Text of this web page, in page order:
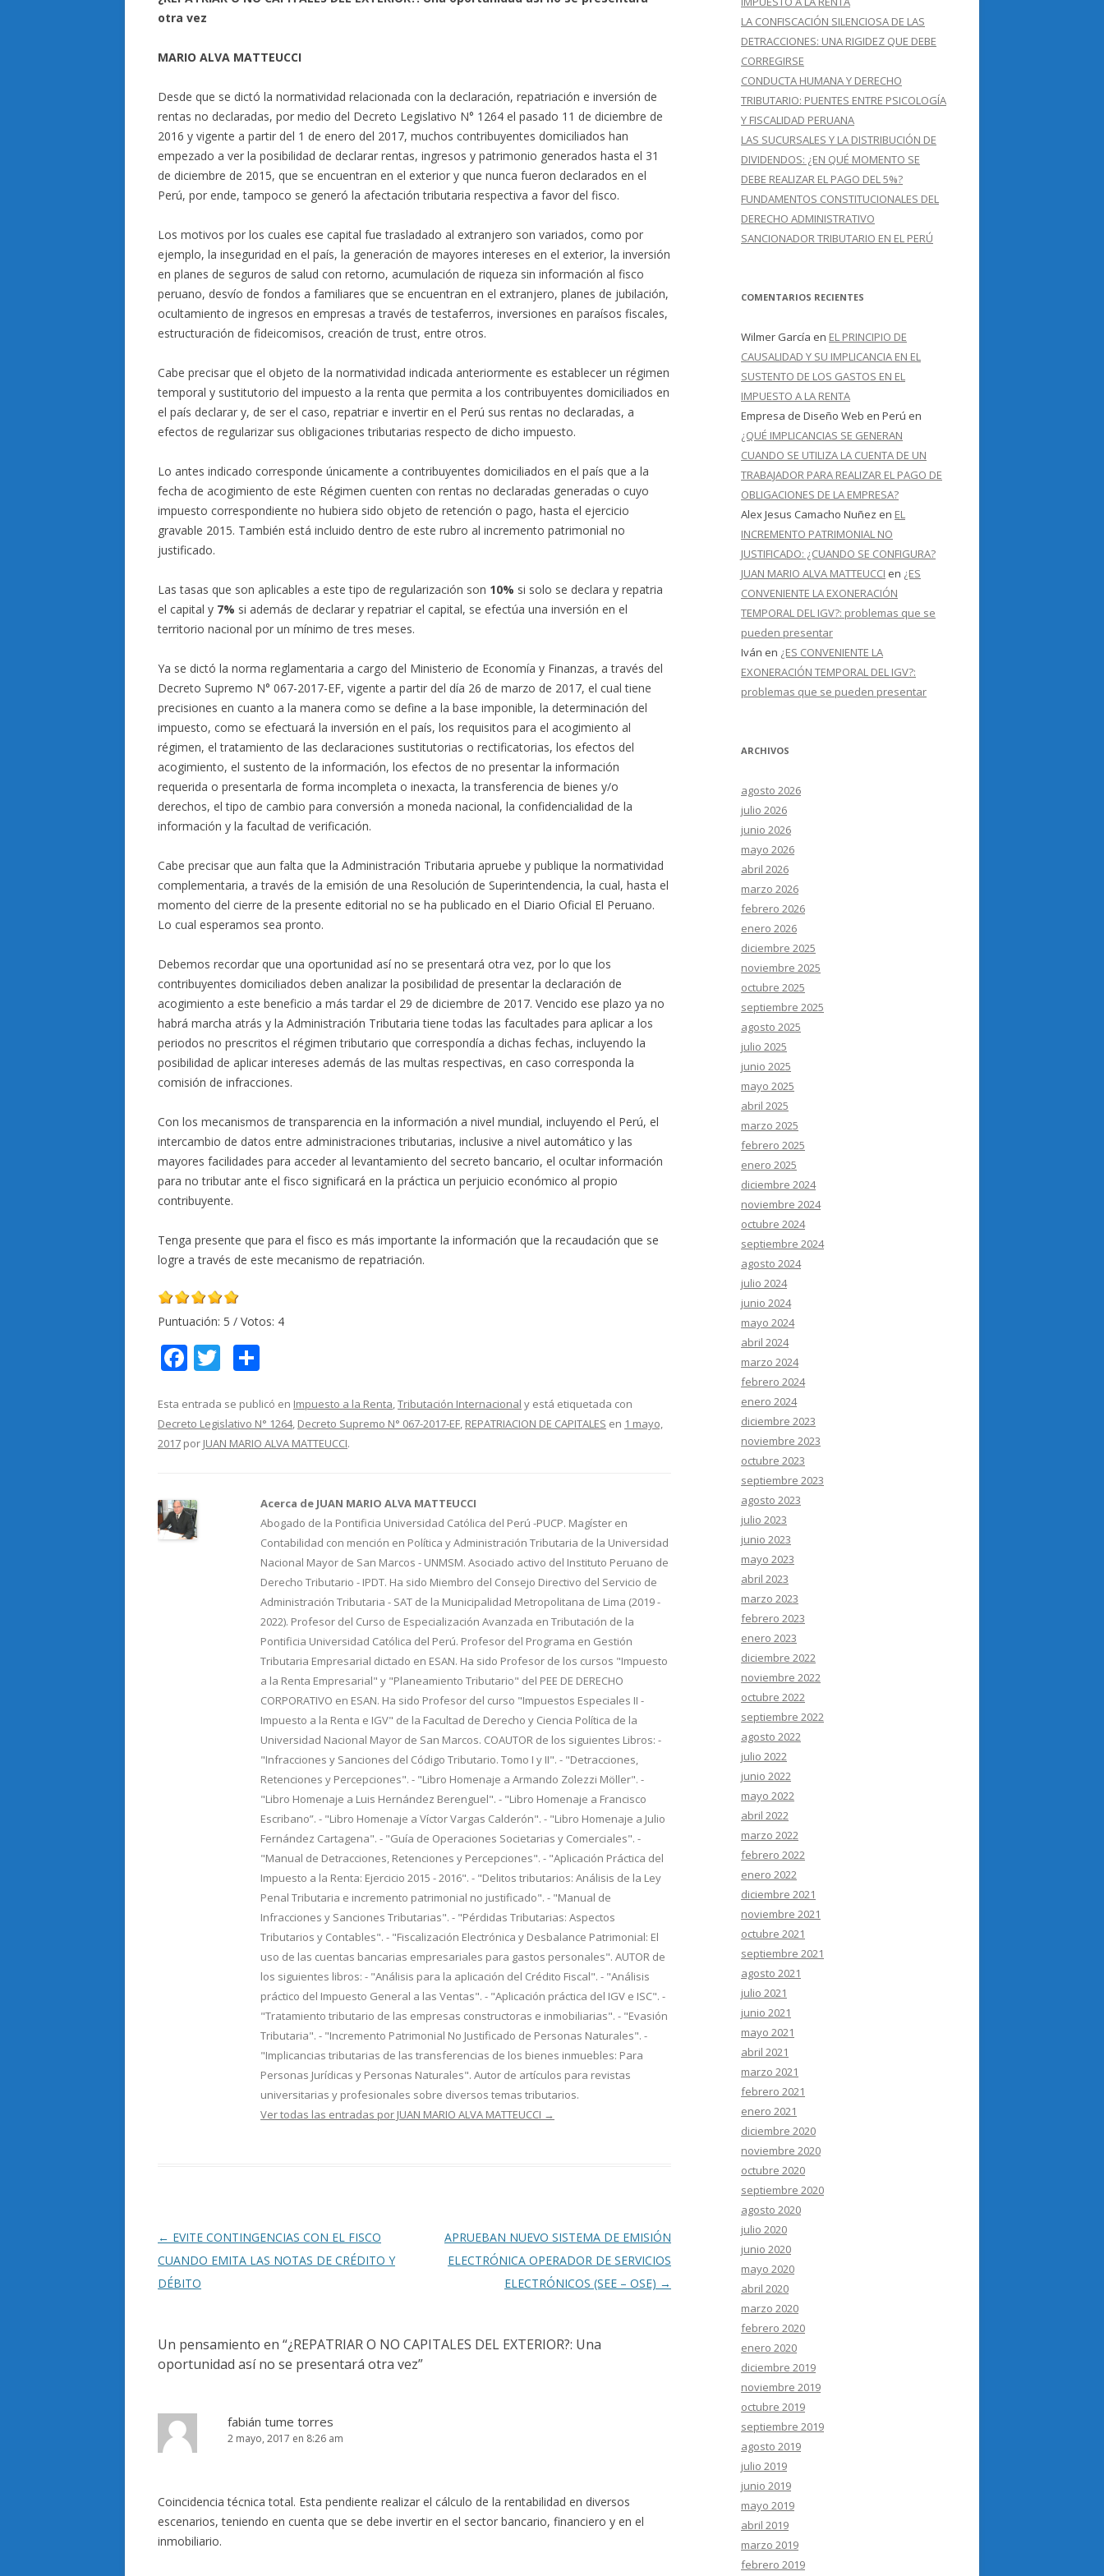
otra vez
MARIO ALVA MATTEUCCI
Desde que se dictó la normatividad relacionada con la declaración, repatriación e inversión de
rentas no declaradas, por medio del Decreto Legislativo N° 1264 el pasado 11 de diciembre de
2016 y vigente a partir del 1 de enero del 2017, muchos contribuyentes domiciliados han
empezado a ver la posibilidad de declarar rentas, ingresos y patrimonio generados hasta el 31
de diciembre de 2015, que se encuentran en el exterior y que nunca fueron declarados en el
Perú, por ende, tampoco se generó la afectación tributaria respectiva a favor del fisco.
Los motivos por los cuales ese capital fue trasladado al extranjero son variados, como por
ejemplo, la inseguridad en el país, la generación de mayores intereses en el exterior, la inversión
en planes de seguros de salud con retorno, acumulación de riqueza sin información al fisco
peruano, desvío de fondos a familiares que se encuentran en el extranjero, planes de jubilación,
ocultamiento de ingresos en empresas a través de testaferros, inversiones en paraísos fiscales,
estructuración de fideicomisos, creación de trust, entre otros.
Cabe precisar que el objeto de la normatividad indicada anteriormente es establecer un régimen
temporal y sustitutorio del impuesto a la renta que permita a los contribuyentes domiciliados en
el país declarar y, de ser el caso, repatriar e invertir en el Perú sus rentas no declaradas, a
efectos de regularizar sus obligaciones tributarias respecto de dicho impuesto.
Lo antes indicado corresponde únicamente a contribuyentes domiciliados en el país que a la
fecha de acogimiento de este Régimen cuenten con rentas no declaradas generadas o cuyo
impuesto correspondiente no hubiera sido objeto de retención o pago, hasta el ejercicio
gravable 2015. También está incluido dentro de este rubro al incremento patrimonial no
justificado.
Las tasas que son aplicables a este tipo de regularización son 10% si solo se declara y repatria
el capital y 7% si además de declarar y repatriar el capital, se efectúa una inversión en el
territorio nacional por un mínimo de tres meses.
Ya se dictó la norma reglamentaria a cargo del Ministerio de Economía y Finanzas, a través del
Decreto Supremo N° 067-2017-EF, vigente a partir del día 26 de marzo de 2017, el cual tiene
precisiones en cuanto a la manera como se define a la base imponible, la determinación del
impuesto, como se efectuará la inversión en el país, los requisitos para el acogimiento al
régimen, el tratamiento de las declaraciones sustitutorias o rectificatorias, los efectos del
acogimiento, el sustento de la información, los efectos de no presentar la información
requerida o presentarla de forma incompleta o inexacta, la transferencia de bienes y/o
derechos, el tipo de cambio para conversión a moneda nacional, la confidencialidad de la
información y la facultad de verificación.
Cabe precisar que aun falta que la Administración Tributaria apruebe y publique la normatividad
complementaria, a través de la emisión de una Resolución de Superintendencia, la cual, hasta el
momento del cierre de la presente editorial no se ha publicado en el Diario Oficial El Peruano.
Lo cual esperamos sea pronto.
Debemos recordar que una oportunidad así no se presentará otra vez, por lo que los
contribuyentes domiciliados deben analizar la posibilidad de presentar la declaración de
acogimiento a este beneficio a más tardar el 29 de diciembre de 2017. Vencido ese plazo ya no
habrá marcha atrás y la Administración Tributaria tiene todas las facultades para aplicar a los
periodos no prescritos el régimen tributario que correspondía a dichas fechas, incluyendo la
posibilidad de aplicar intereses además de las multas respectivas, en caso corresponda la
comisión de infracciones.
Con los mecanismos de transparencia en la información a nivel mundial, incluyendo el Perú, el
intercambio de datos entre administraciones tributarias, inclusive a nivel automático y las
mayores facilidades para acceder al levantamiento del secreto bancario, el ocultar información
para no tributar ante el fisco significará en la práctica un perjuicio económico al propio
contribuyente.
Tenga presente que para el fisco es más importante la información que la recaudación que se
logre a través de este mecanismo de repatriación.
Puntuación: 5 / Votos: 4
F
e
b
k
T
itt
er
m
p
r
Esta entrada se publicó en Impuesto a la Renta,Tributación Internacional y está etiquetada con
Decreto Legislativo N° 1264, Decreto Supremo N° 067-2017-EF, REPATRIACION DE CAPITALES en 1 mayo,
2017 por JUAN MARIO ALVA MATTEUCCI.
Acerca de JUAN MARIO ALVA MATTEUCCI
Abogado de la Pontificia Universidad Católica del Perú -PUCP. Magíster en
Contabilidad con mención en Política y Administración Tributaria de la Universidad
Nacional Mayor de San Marcos - UNMSM. Asociado activo del Instituto Peruano de
Derecho Tributario - IPDT. Ha sido Miembro del Consejo Directivo del Servicio de
Administración Tributaria - SAT de la Municipalidad Metropolitana de Lima (2019 -
2022). Profesor del Curso de Especialización Avanzada en Tributación de la
Pontificia Universidad Católica del Perú. Profesor del Programa en Gestión
Tributaria Empresarial dictado en ESAN. Ha sido Profesor de los cursos "Impuesto
a la Renta Empresarial" y "Planeamiento Tributario" del PEE DE DERECHO
CORPORATIVO en ESAN. Ha sido Profesor del curso "Impuestos Especiales II -
Impuesto a la Renta e IGV" de la Facultad de Derecho y Ciencia Política de la
Universidad Nacional Mayor de San Marcos. COAUTOR de los siguientes Libros: -
"Infracciones y Sanciones del Código Tributario. Tomo I y II". - "Detracciones,
Retenciones y Percepciones". - "Libro Homenaje a Armando Zolezzi Möller". -
"Libro Homenaje a Luis Hernández Berenguel". - "Libro Homenaje a Francisco
Escribano”. - "Libro Homenaje a Víctor Vargas Calderón". - "Libro Homenaje a Julio
Fernández Cartagena". - "Guía de Operaciones Societarias y Comerciales". -
"Manual de Detracciones, Retenciones y Percepciones". - "Aplicación Práctica del
Impuesto a la Renta: Ejercicio 2015 - 2016". - "Delitos tributarios: Análisis de la Ley
Penal Tributaria e incremento patrimonial no justificado". - "Manual de
Infracciones y Sanciones Tributarias". - "Pérdidas Tributarias: Aspectos
Tributarios y Contables". - "Fiscalización Electrónica y Desbalance Patrimonial: El
uso de las cuentas bancarias empresariales para gastos personales". AUTOR de
los siguientes libros: - "Análisis para la aplicación del Crédito Fiscal". - "Análisis
práctico del Impuesto General a las Ventas". - "Aplicación práctica del IGV e ISC". -
"Tratamiento tributario de las empresas constructoras e inmobiliarias". - "Evasión
Tributaria". - "Incremento Patrimonial No Justificado de Personas Naturales". -
"Implicancias tributarias de las transferencias de los bienes inmuebles: Para
Personas Jurídicas y Personas Naturales". Autor de artículos para revistas
universitarias y profesionales sobre diversos temas tributarios.
Ver todas las entradas por JUAN MARIO ALVA MATTEUCCI →
Navegación
de
entradas
← EVITE CONTINGENCIAS CON EL FISCO
CUANDO EMITA LAS NOTAS DE CRÉDITO Y
DÉBITO
APRUEBAN NUEVO SISTEMA DE EMISIÓN
ELECTRÓNICA OPERADOR DE SERVICIOS
ELECTRÓNICOS (SEE – OSE) →
Un pensamiento en “¿REPATRIAR O NO CAPITALES DEL EXTERIOR?: Una
oportunidad así no se presentará otra vez”
fabián tume torres
2 mayo, 2017 en 8:26 am
Coincidencia técnica total. Esta pendiente realizar el cálculo de la rentabilidad en diversos
escenarios, teniendo en cuenta que se debe invertir en el sector bancario, financiero y en el
inmobiliario.
LA CONFISCACIÓN SILENCIOSA DE LAS
DETRACCIONES: UNA RIGIDEZ QUE DEBE
CORREGIRSE
CONDUCTA HUMANA Y DERECHO
TRIBUTARIO: PUENTES ENTRE PSICOLOGÍA
Y FISCALIDAD PERUANA
LAS SUCURSALES Y LA DISTRIBUCIÓN DE
DIVIDENDOS: ¿EN QUÉ MOMENTO SE
DEBE REALIZAR EL PAGO DEL 5%?
FUNDAMENTOS CONSTITUCIONALES DEL
DERECHO ADMINISTRATIVO
SANCIONADOR TRIBUTARIO EN EL PERÚ
COMENTARIOS RECIENTES
Wilmer García en EL PRINCIPIO DE
CAUSALIDAD Y SU IMPLICANCIA EN EL
SUSTENTO DE LOS GASTOS EN EL
IMPUESTO A LA RENTA
Empresa de Diseño Web en Perú en
¿QUÉ IMPLICANCIAS SE GENERAN
CUANDO SE UTILIZA LA CUENTA DE UN
TRABAJADOR PARA REALIZAR EL PAGO DE
OBLIGACIONES DE LA EMPRESA?
Alex Jesus Camacho Nuñez en EL
INCREMENTO PATRIMONIAL NO
JUSTIFICADO: ¿CUANDO SE CONFIGURA?
JUAN MARIO ALVA MATTEUCCI en ¿ES
CONVENIENTE LA EXONERACIÓN
TEMPORAL DEL IGV?: problemas que se
pueden presentar
Iván en ¿ES CONVENIENTE LA
EXONERACIÓN TEMPORAL DEL IGV?:
problemas que se pueden presentar
ARCHIVOS
agosto 2026
julio 2026
junio 2026
mayo 2026
abril 2026
marzo 2026
febrero 2026
enero 2026
diciembre 2025
noviembre 2025
octubre 2025
septiembre 2025
agosto 2025
julio 2025
junio 2025
mayo 2025
abril 2025
marzo 2025
febrero 2025
enero 2025
diciembre 2024
noviembre 2024
octubre 2024
septiembre 2024
agosto 2024
julio 2024
junio 2024
mayo 2024
abril 2024
marzo 2024
febrero 2024
enero 2024
diciembre 2023
noviembre 2023
octubre 2023
septiembre 2023
agosto 2023
julio 2023
junio 2023
mayo 2023
abril 2023
marzo 2023
febrero 2023
enero 2023
diciembre 2022
noviembre 2022
octubre 2022
septiembre 2022
agosto 2022
julio 2022
junio 2022
mayo 2022
abril 2022
marzo 2022
febrero 2022
enero 2022
diciembre 2021
noviembre 2021
octubre 2021
septiembre 2021
agosto 2021
julio 2021
junio 2021
mayo 2021
abril 2021
marzo 2021
febrero 2021
enero 2021
diciembre 2020
noviembre 2020
octubre 2020
septiembre 2020
agosto 2020
julio 2020
junio 2020
mayo 2020
abril 2020
marzo 2020
febrero 2020
enero 2020
diciembre 2019
noviembre 2019
octubre 2019
septiembre 2019
agosto 2019
julio 2019
junio 2019
mayo 2019
abril 2019
marzo 2019
febrero 2019